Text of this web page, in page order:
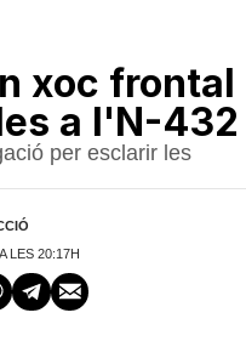
xoc frontal
a l'N-432
per esclarir les
LES 20:17H